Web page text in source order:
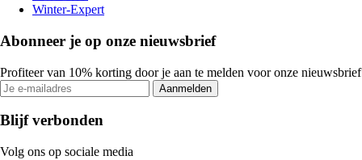
Winter-Expert
Abonneer je op onze nieuwsbrief
Profiteer van 10% korting door je aan te melden voor onze nieuwsbrief
Aanmelden
Blijf verbonden
Volg ons op sociale media